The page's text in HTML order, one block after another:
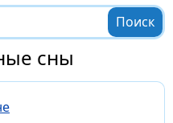
сны